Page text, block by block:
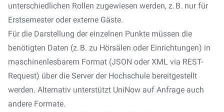
unterschiedlichen Rollen zugewiesen werden, z. B. nur für
Erstsemester oder externe Gäste.
Für die Darstellung der einzelnen Punkte müssen die
benötigten Daten (z. B. zu Hörsälen oder Einrichtungen) in
maschinenlesbarem Format (JSON oder XML via REST-
Request) über die Server der Hochschule bereitgestellt
werden. Alternativ unterstützt UniNow auf Anfrage auch
andere Formate.